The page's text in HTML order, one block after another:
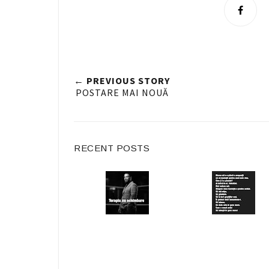
← PREVIOUS STORY
POSTARE MAI NOUĂ
RECENT POSTS